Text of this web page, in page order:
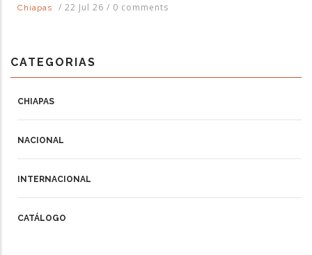
Chiapas
/ 22 Jul 26 / 0 comments
CATEGORIAS
CHIAPAS
NACIONAL
INTERNACIONAL
CATÁLOGO